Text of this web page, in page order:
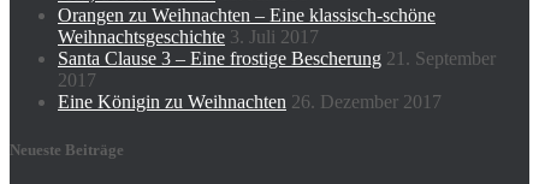
Orangen zu Weihnachten – Eine klassisch-schöne
Weihnachtsgeschichte 3. Juli 2017
Santa Clause 3 – Eine frostige Bescherung 21. September
2017
Eine Königin zu Weihnachten 26. Dezember 2017
Neueste Beiträge